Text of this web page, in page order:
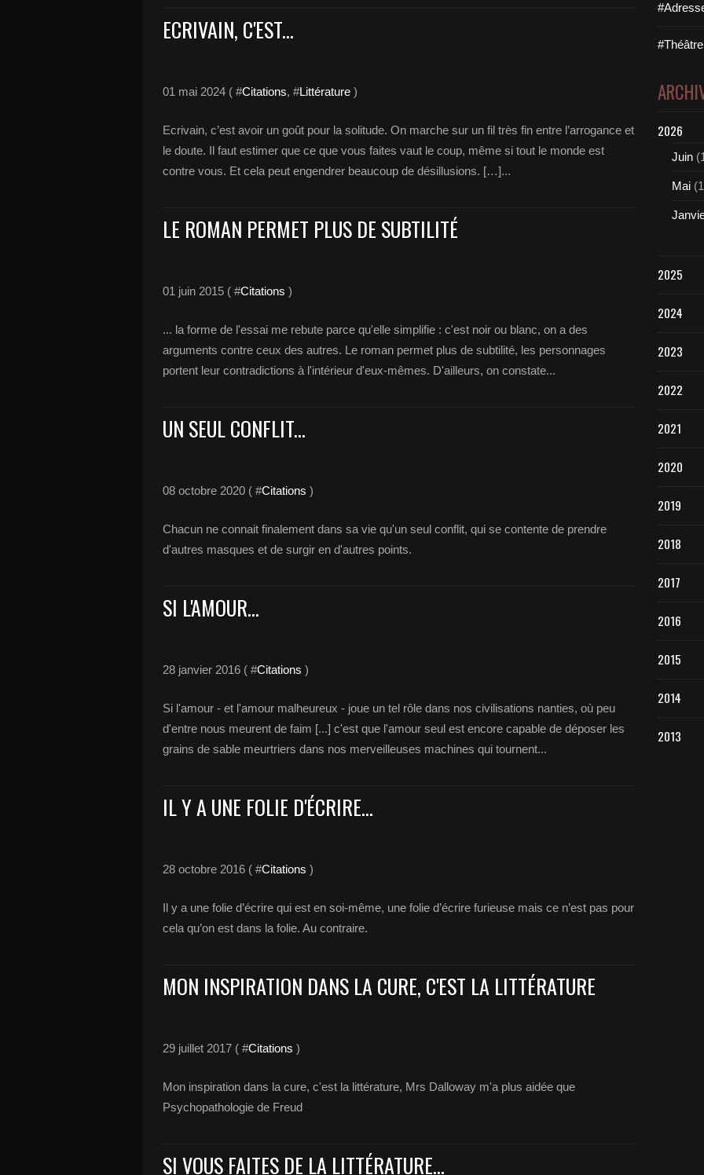
ECRIVAIN, C'EST...
01 mai 2024 ( #Citations, #Littérature )
Ecrivain, c’est avoir un goût pour la solitude. On marche sur un fil très fin entre l’arrogance et
le doute. Il faut estimer que ce que vous faites vaut le coup, même si tout le monde est
contre vous. Et cela peut engendrer beaucoup de désillusions. […]...
LE ROMAN PERMET PLUS DE SUBTILITÉ
01 juin 2015 ( #Citations )
... la forme de l'essai me rebute parce qu'elle simplifie : c'est noir ou blanc, on a des
arguments contre ceux des autres. Le roman permet plus de subtilité, les personnages
portent leur contradictions à l'intérieur d'eux-mêmes. D'ailleurs, on constate...
UN SEUL CONFLIT...
08 octobre 2020 ( #Citations )
Chacun ne connait finalement dans sa vie qu'un seul conflit, qui se contente de prendre
d'autres masques et de surgir en d'autres points.
SI L'AMOUR...
28 janvier 2016 ( #Citations )
Si l'amour - et l'amour malheureux - joue un tel rôle dans nos civilisations nanties, où peu
d'entre nous meurent de faim [...] c'est que l'amour seul est encore capable de déposer les
grains de sable meurtriers dans nos merveilleuses machines qui tournent...
IL Y A UNE FOLIE D'ÉCRIRE...
28 octobre 2016 ( #Citations )
Il y a une folie d’écrire qui est en soi-même, une folie d’écrire furieuse mais ce n’est pas pour
cela qu’on est dans la folie. Au contraire.
MON INSPIRATION DANS LA CURE, C'EST LA LITTÉRATURE
29 juillet 2017 ( #Citations )
Mon inspiration dans la cure, c'est la littérature, Mrs Dalloway m'a plus aidée que
Psychopathologie de Freud
SI VOUS FAITES DE LA LITTÉRATURE...
2026
Juin
Mai
2025
2024
2023
2022
2021
2020
2019
2018
2017
2016
2015
2014
2013